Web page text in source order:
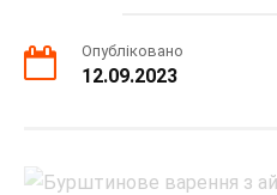
Опубліковано
12.09.2023